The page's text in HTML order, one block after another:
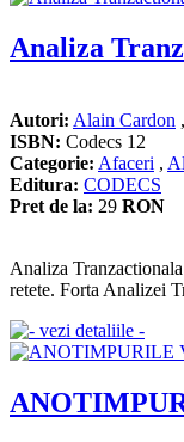
Analiza
Autori: Alain Cardon ,
ISBN: Codecs 12
Categorie: Afaceri ,
Editura: CODECS
Pret de la: 29 RON
Analiza
retete. Forta Analizei